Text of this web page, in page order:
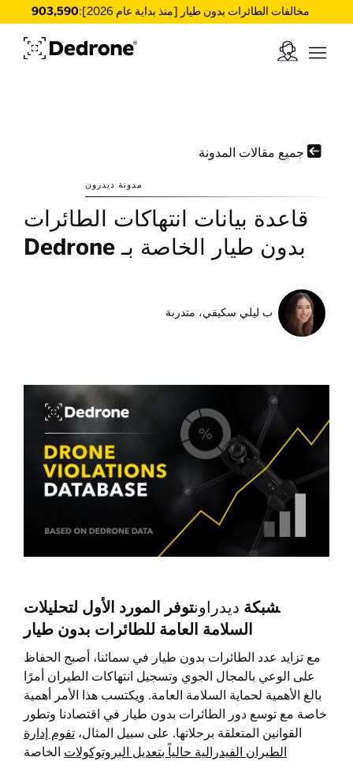
مخالفات الطائرات بدون طيار [منذ بداية عام 2026]: 903,590
 جميع مقالات المدونة
مدونة ديدرون
قاعدة بيانات انتهاكات الطائرات
بدون طيار الخاصة بـ Dedrone
ب ليلي سكيفي، متدربة
‍شبكة ديدراونتوفر المورد الأول لتحليلات
السلامة العامة للطائرات بدون طيار
مع تزايد عدد الطائرات بدون طيار في سمائنا، أصبح الحفاظ
على الوعي بالمجال الجوي وتسجيل انتهاكات الطيران أمرًا
بالغ الأهمية لحماية السلامة العامة. ويكتسب هذا الأمر أهمية
خاصة مع توسع دور الطائرات بدون طيار في اقتصادنا وتطور
القوانين المتعلقة برحلاتها. على سبيل المثال، تقوم إدارة
الطيران الفيدرالية حالياً بتعديل البروتوكولات الخاصة